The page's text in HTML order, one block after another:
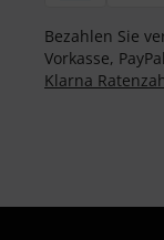
Bezahlen Sie
Vorkasse,
Klarna